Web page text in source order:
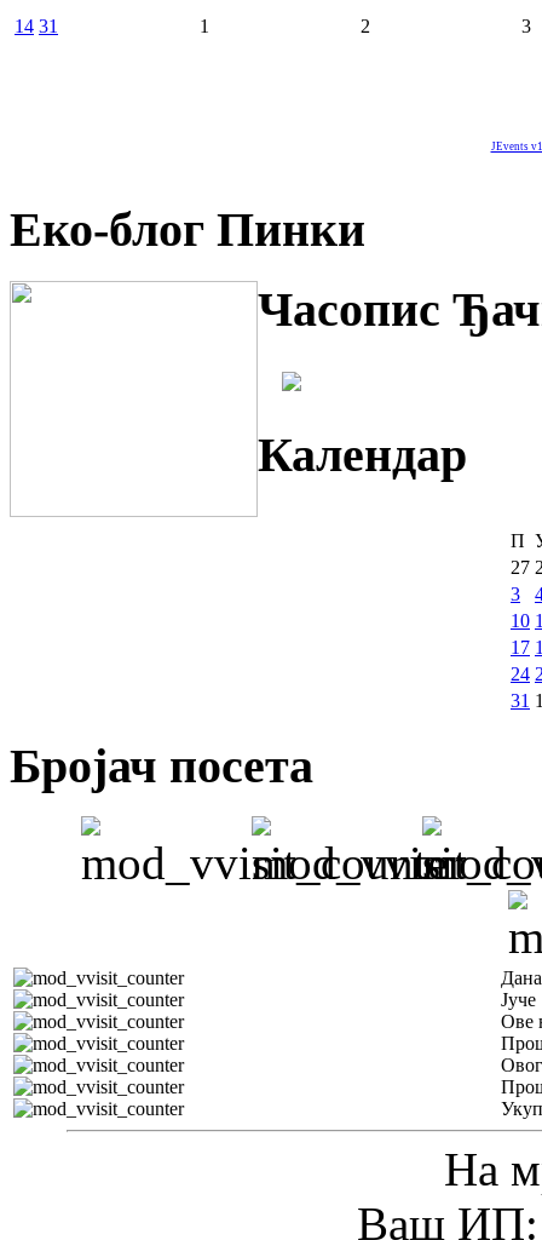
14 31 1 2 3
JEvents
Еко-блог Пинки
Часопис
Календар
П
27
3
10
17
24
31
Бројач посета
Јуче
Ове
На
Ваш ИП: